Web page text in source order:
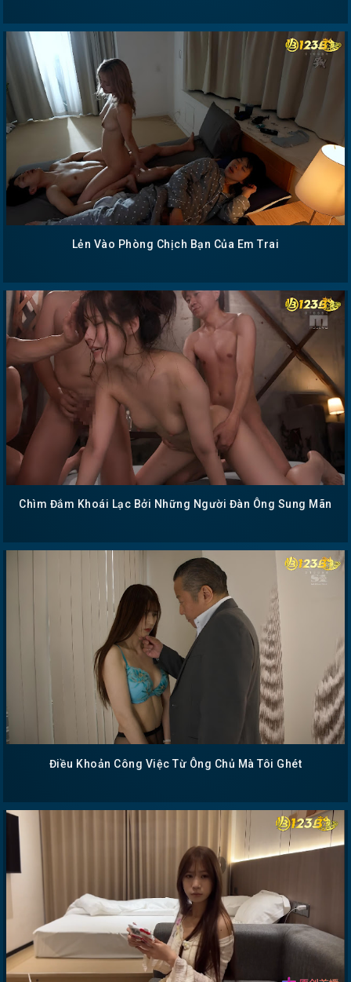
Lẻn Vào Phòng Chịch Bạn Của Em Trai
Chìm Đắm Khoái Lạc Bởi Những Người Đàn Ông Sung Mãn
Điều Khoản Công Việc Từ Ông Chủ Mà Tôi Ghét